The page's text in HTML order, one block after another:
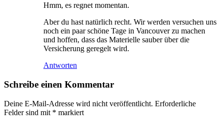
Hmm, es regnet momentan.
Aber du hast natürlich recht. Wir werden versuchen uns
noch ein paar schöne Tage in Vancouver zu machen
und hoffen, dass das Materielle sauber über die
Versicherung geregelt wird.
Antworten
Schreibe einen Kommentar
Deine E-Mail-Adresse wird nicht veröffentlicht. Erforderliche
Felder sind mit * markiert